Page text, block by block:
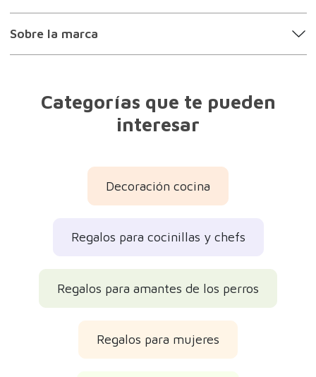
Sobre la marca
Categorías que te pueden
interesar
Decoración cocina
Regalos para cocinillas y chefs
Regalos para amantes de los perros
Regalos para mujeres